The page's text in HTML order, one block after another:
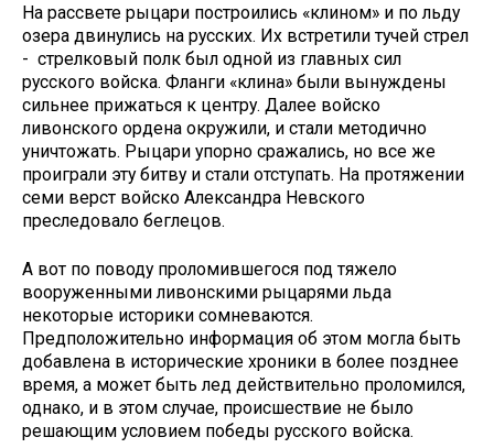
На рассвете рыцари построились «клином» и по льду
озера двинулись на русских. Их встретили тучей стрел
- стрелковый полк был одной из главных сил
русского войска. Фланги «клина» были вынуждены
сильнее прижаться к центру. Далее войско
ливонского ордена окружили, и стали методично
уничтожать. Рыцари упорно сражались, но все же
проиграли эту битву и стали отступать. На протяжении
семи верст войско Александра Невского
преследовало беглецов.
А вот по поводу проломившегося под тяжело
вооруженными ливонскими рыцарями льда
некоторые историки сомневаются.
Предположительно информация об этом могла быть
добавлена в исторические хроники в более позднее
время, а может быть лед действительно проломился,
однако, и в этом случае, происшествие не было
решающим условием победы русского войска.